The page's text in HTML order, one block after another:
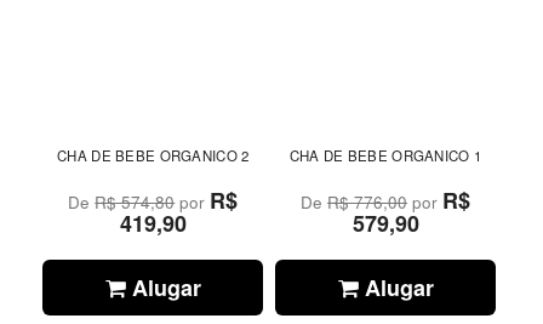
CHA DE BEBE ORGANICO 2
DeR$ 574,80por R$
419,90
Alugar
CHA DE BEBE ORGANICO 1
DeR$ 776,00 por R$
579,90
Alugar